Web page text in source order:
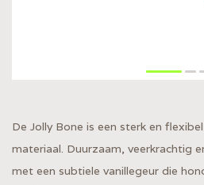
De Jolly Bone is een sterk en
materiaal. Duurzaam, veerkrachtig
met een subtiele vanillegeur die